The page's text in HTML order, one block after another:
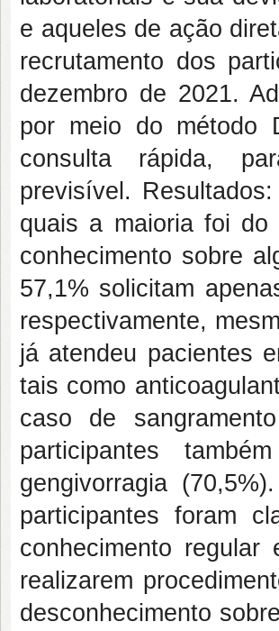
e aqueles de ação
recrutamento dos
dezembro de 2021.
por meio do método
consulta rápida,
previsível. Resultados:
quais a maioria foi do
conhecimento sobre
57,1% solicitam
respectivamente,
já atendeu pacientes
tais como
caso de
participantes
gengivorragia
participantes foram
conhecimento
realizarem
desconhecimento